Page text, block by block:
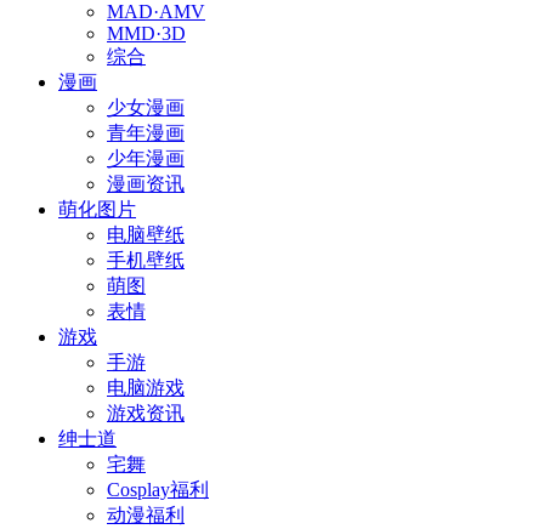
MAD·AMV
MMD·3D
综合
漫画
少女漫画
青年漫画
少年漫画
漫画资讯
萌化图片
电脑壁纸
手机壁纸
萌图
表情
游戏
手游
电脑游戏
游戏资讯
绅士道
宅舞
Cosplay福利
动漫福利